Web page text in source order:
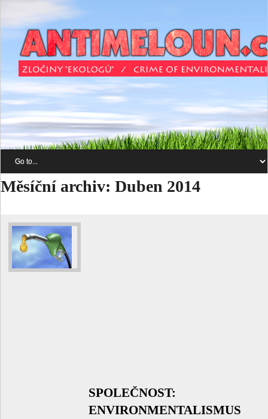
Měsíční archiv: Duben 2014
SPOLEČNOST:
ENVIRONMENTALISMUS